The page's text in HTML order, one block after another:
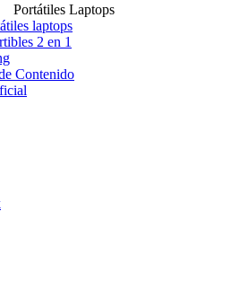
Portátiles Laptops
laptops
2 en 1
Contenido